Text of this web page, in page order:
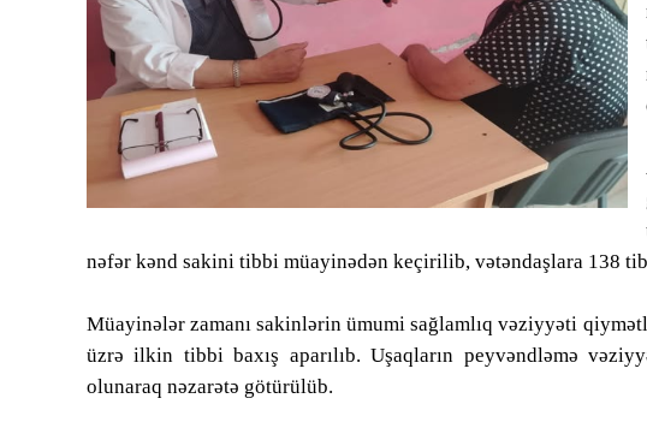
nəfər kənd sakini tibbi müayinədən keçirilib, vətəndaşlara 138
Müayinələr zamanı sakinlərin ümumi sağlamlıq vəziyyəti
üzrə ilkin tibbi baxış aparılıb. Uşaqların peyvəndləmə
olunaraq nəzarətə götürülüb.
Tibbdə İKT
Regionlar
Mühüm hadisələr